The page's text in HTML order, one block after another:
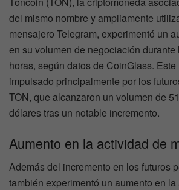
del mismo nombre y ampliamente
mensajero Telegram, experimentó un
en su volumen de negociación durante
horas, según datos de CoinGlass. Este
impulsado principalmente por los
TON, que alcanzaron un volumen de
dólares tras un notable incremento.
Aumento en la actividad de
Además del incremento en los futuros
también experimentó un aumento en